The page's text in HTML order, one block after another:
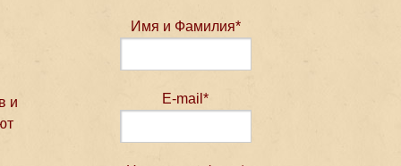
и
Имя и Фамилия*
E-mail*